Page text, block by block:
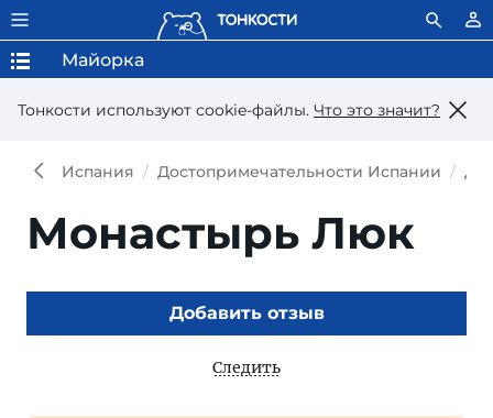
Тонкости используют сookie-файлы. Что это значит?
Майорка
Испания Достопримечательности Испании
Монастырь Люк
Добавить отзыв
Следить